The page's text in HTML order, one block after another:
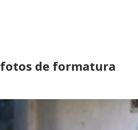
fotos de formatura